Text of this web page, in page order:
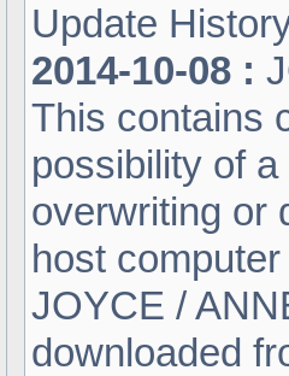
Update
2014-10-08 :
This contains
possibility of
overwriting or
host
JOYCE /
downloaded